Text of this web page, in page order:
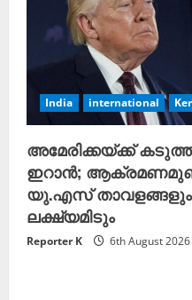
India international
അമേരിക്കയ്ക്ക് കടുത്ത
ഇറാൻ;
യു.എസ് താവളങ്ങളും
ലക്ഷ്യമിടും
Reporter K 6th August 2026